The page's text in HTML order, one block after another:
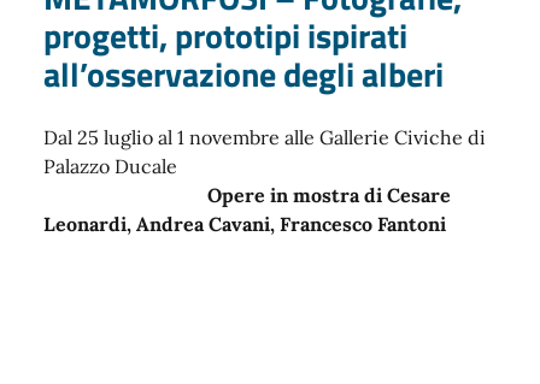
progetti, prototipi ispirati
all’osservazione degli alberi
Dal 25 luglio al 1 novembre alle Gallerie Civiche di
Palazzo Ducale
Opere in mostra di Cesare
Leonardi, Andrea Cavani, Francesco Fantoni